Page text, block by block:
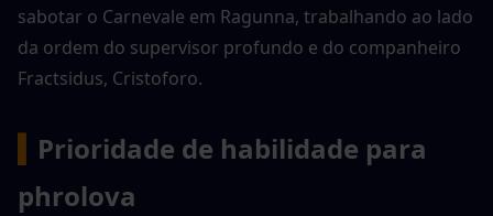
sabotar o Carnevale em Ragunna, trabalhando ao lado
da ordem do supervisor profundo e do companheiro
Fractsidus, Cristoforo.
Prioridade de habilidade para
phrolova